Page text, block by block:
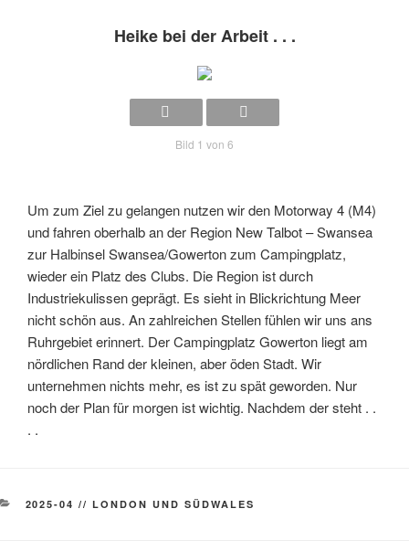
Heike bei der Arbeit . . .
Bild 1 von 6
Um zum Ziel zu gelangen nutzen wir den Motorway 4 (M4)
und fahren oberhalb an der Region New Talbot – Swansea
zur Halbinsel Swansea/Gowerton zum Campingplatz,
wieder ein Platz des Clubs. Die Region ist durch
Industriekulissen geprägt. Es sieht in Blickrichtung Meer
nicht schön aus. An zahlreichen Stellen fühlen wir uns ans
Ruhrgebiet erinnert. Der Campingplatz Gowerton liegt am
nördlichen Rand der kleinen, aber öden Stadt. Wir
unternehmen nichts mehr, es ist zu spät geworden. Nur
noch der Plan für morgen ist wichtig. Nachdem der steht . .
. .
KATEGORIEN
2025-04 // LONDON UND SÜDWALES